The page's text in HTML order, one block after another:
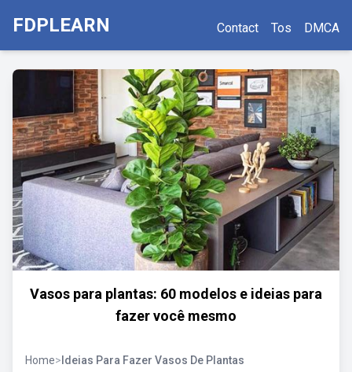
FDPLEARN Contact Tos DMCA
Vasos para plantas: 60 modelos e ideias para
fazer você mesmo
Home> Ideias Para Fazer Vasos De Plantas